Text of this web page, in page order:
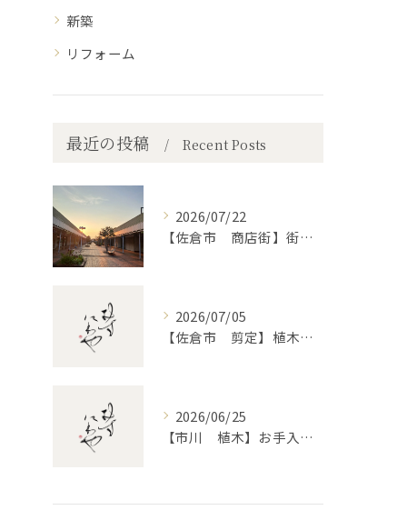
新築
リフォーム
最近の投稿 Recent Posts
2026/07/22
【佐倉市 商店街】街路植木剪定
2026/07/05
【佐倉市 剪定】植木・庭木の剪定、プロに頼むとどう違うのか。
2026/06/25
【市川 植木】お手入れ【和モダンというお庭を考える】